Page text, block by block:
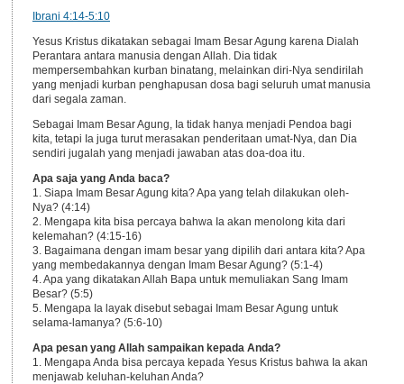
Ibrani 4:14-5:10
Yesus Kristus dikatakan sebagai Imam Besar Agung karena Dialah
Perantara antara manusia dengan Allah. Dia tidak
mempersembahkan kurban binatang, melainkan diri-Nya sendirilah
yang menjadi kurban penghapusan dosa bagi seluruh umat manusia
dari segala zaman.
Sebagai Imam Besar Agung, Ia tidak hanya menjadi Pendoa bagi
kita, tetapi Ia juga turut merasakan penderitaan umat-Nya, dan Dia
sendiri jugalah yang menjadi jawaban atas doa-doa itu.
Apa saja yang Anda baca?
1. Siapa Imam Besar Agung kita? Apa yang telah dilakukan oleh-
Nya? (4:14)
2. Mengapa kita bisa percaya bahwa Ia akan menolong kita dari
kelemahan? (4:15-16)
3. Bagaimana dengan imam besar yang dipilih dari antara kita? Apa
yang membedakannya dengan Imam Besar Agung? (5:1-4)
4. Apa yang dikatakan Allah Bapa untuk memuliakan Sang Imam
Besar? (5:5)
5. Mengapa Ia layak disebut sebagai Imam Besar Agung untuk
selama-lamanya? (5:6-10)
Apa pesan yang Allah sampaikan kepada Anda?
1. Mengapa Anda bisa percaya kepada Yesus Kristus bahwa Ia akan
menjawab keluhan-keluhan Anda?